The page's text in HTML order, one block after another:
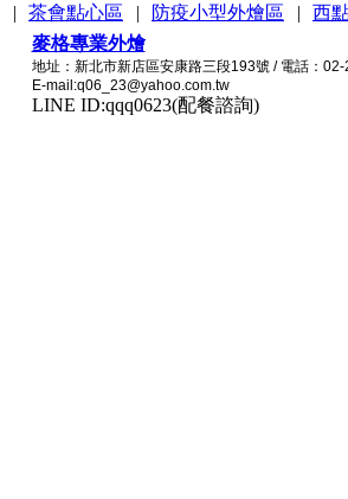
| 茶會點心區 | 防疫小型外燴區 |
西
麥格專業外燴
地址：新北市新店區安康路三段193號 / 電話：
E-mail:q06_23@yahoo.com.tw
LINE ID:qqq0623(配餐諮詢)